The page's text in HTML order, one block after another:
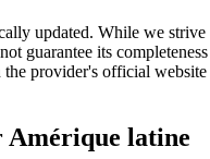
updated. While we strive
guarantee its completeness
the provider's official website
Amérique latine